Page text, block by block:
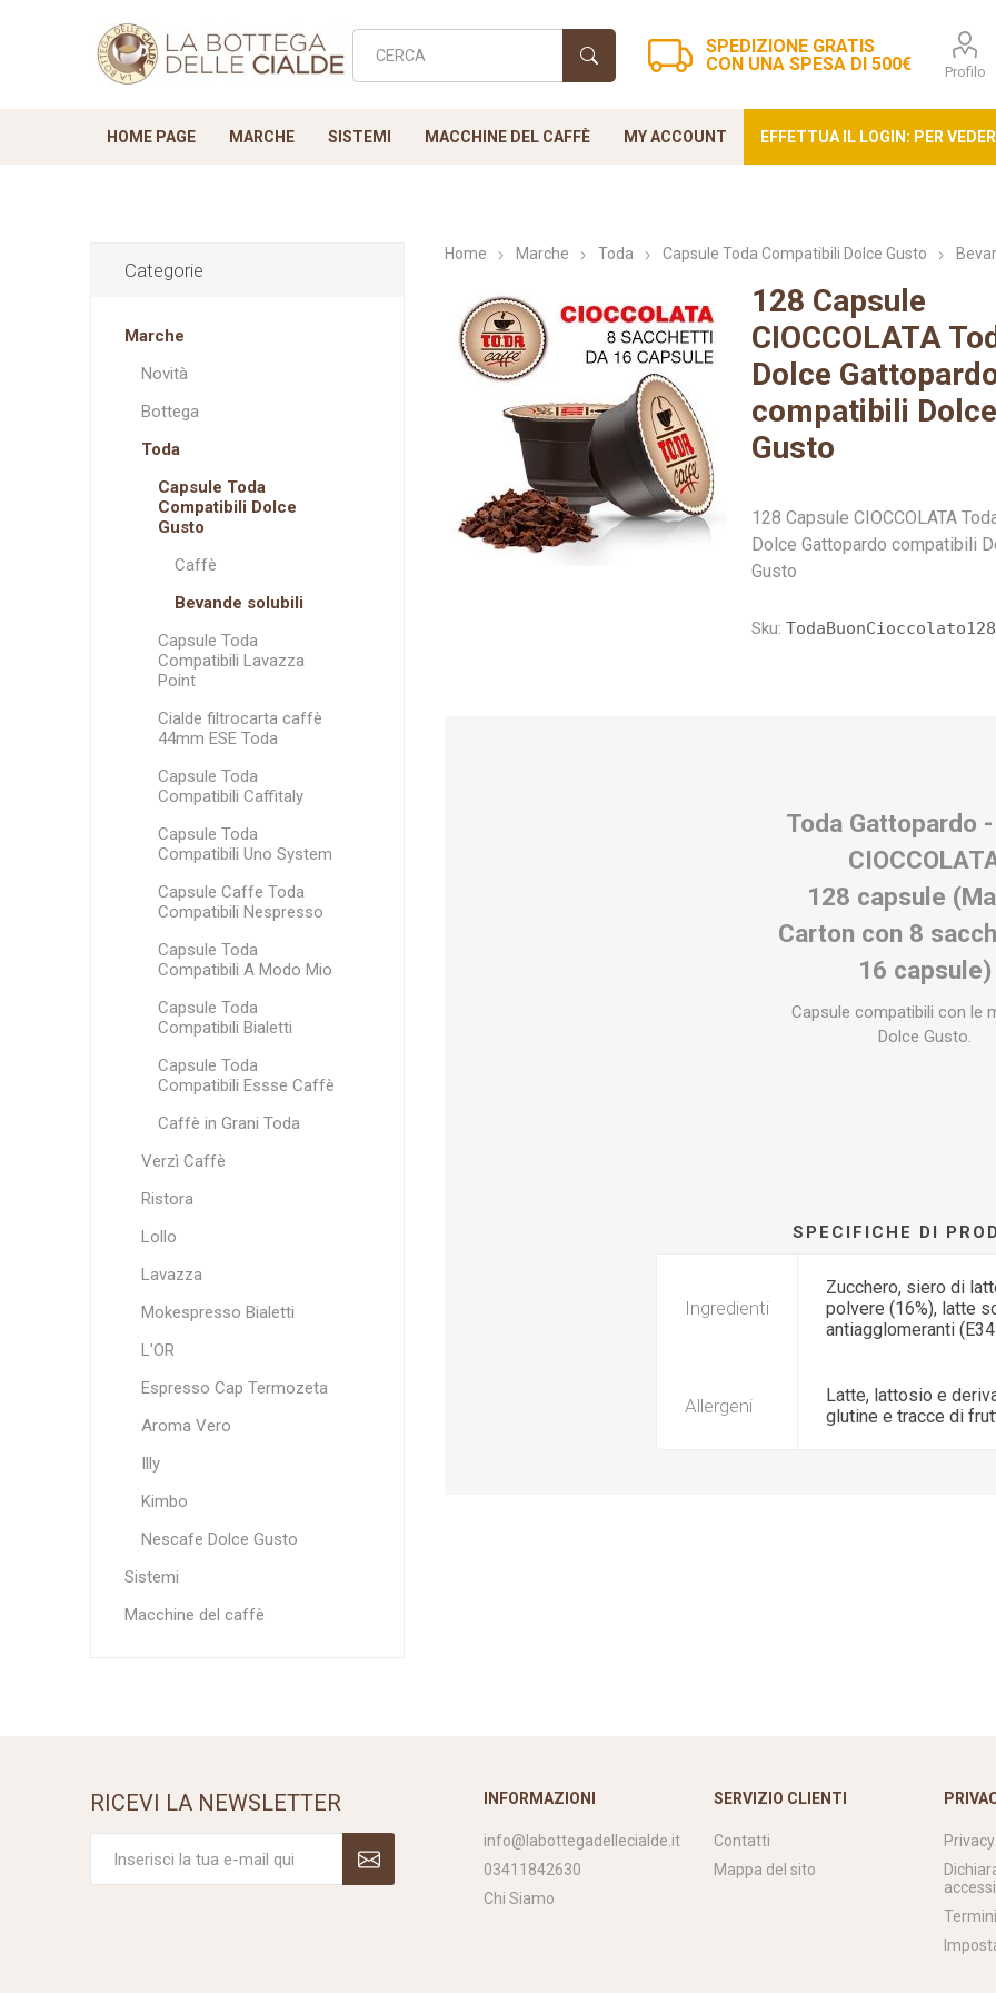
SPEDIZIONE GRATIS
CON UNA SPESA DI 500€
Profilo
HOME PAGE MARCHE
Novità Toda Verzì Caffè Ristora
L'OR
Espresso Cap
Aroma Vero Illy Kimbo
SISTEMI
Lavazza Point lavazza blue Nespresso
Nespresso
Professional
Cialde
Espresso Italia Fior Fiore Coop mokespresso Caffitaly Espresso Cap
Aroma Vero
Caffè torrefatto
MACCHINE DEL CAFFÈ
NUOVE
Ricambi Small
Cup
MY ACCOUNT EFFETTUA IL LOGIN: PER
Home Marche Toda Capsule Toda Compatibili Dolce Gusto
128 Capsule
CIOCCOLATA
Dolce
compatibili Dolce
Gusto
128 Capsule CIOCCOLATA
Dolce Gattopardo compatibili
Gusto
Sku: TodaBuonCioccolato128
Toda Gattopardo
128 capsule
Carton con 8
16 capsule)
Capsule compatibili con le
Dolce Gusto.
SPECIFICHE DI
Ingredienti
Zucchero, siero di
polvere (16%), latte
antiagglomeranti
Allergeni
Latte, lattosio e
glutine e tracce di
Categorie
Marche
Novità
Bottega
Toda
Capsule Toda
Compatibili Dolce
Gusto
Caffè
Bevande solubili
Capsule Toda
Compatibili Lavazza
Point
Cialde filtrocarta caffè
44mm ESE Toda
Capsule Toda
Compatibili Caffitaly
Capsule Toda
Compatibili Uno System
Capsule Caffe Toda
Compatibili Nespresso
Capsule Toda
Compatibili A Modo Mio
Capsule Toda
Compatibili Bialetti
Capsule Toda
Compatibili Essse Caffè
Caffè in Grani Toda
Verzì Caffè
Ristora
Lollo
Lavazza
Mokespresso Bialetti
L'OR
Espresso Cap Termozeta
Aroma Vero
Illy
Kimbo
Nescafe Dolce Gusto
Sistemi
Macchine del caffè
RICEVI LA NEWSLETTER INFORMAZIONI
info@labottegadellecialde.it
03411842630
Chi Siamo
SERVIZIO CLIENTI
Contatti
Mappa del sito
Privacy